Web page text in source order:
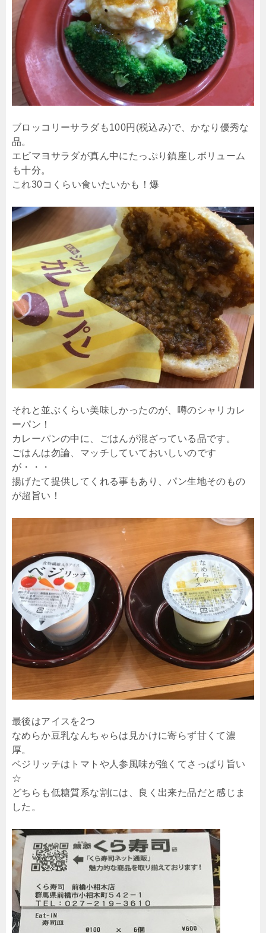
ブロッコリーサラダも100円(税込み)で、かなり優秀な
品。
エビマヨサラダが真ん中にたっぷり鎮座しボリューム
も十分。
これ30コくらい食いたいかも！爆
それと並ぶくらい美味しかったのが、噂のシャリカレ
ーパン！
カレーパンの中に、ごはんが混ざっている品です。
ごはんは勿論、マッチしていておいしいのです
が・・・
揚げたて提供してくれる事もあり、パン生地そのもの
が超旨い！
最後はアイスを2つ
なめらか豆乳なんちゃらは見かけに寄らず甘くて濃
厚。
ベジリッチはトマトや人参風味が強くてさっぱり旨い
☆
どちらも低糖質系な割には、良く出来た品だと感じま
した。